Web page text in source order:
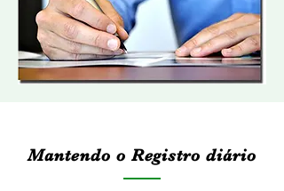
Mantendo o Registro diário